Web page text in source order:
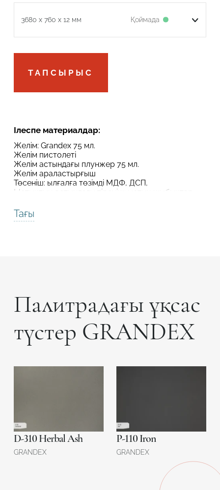
3680 x 760 x 12 мм Қоймада
ТАПСЫРЫС
Ілеспе материалдар:
Желім: Grandex 75 мл.
Желім пистолеті
Желім астындағы плунжер 75 мл.
Желім араластырғыш
Төсеніш: ылғалға төзімді МДФ, ДСП,
Ыстықтың астындағы тіреуіш: ыстық шыбықтар
Алюминий термотаспа
Шлифматериал
Тағы
Палитрадағы ұқсас
түстер GRANDEX
D-310 Herbal Ash
GRANDEX
P-110 Iron
GRANDEX
Робот емес екеніңізді растаңыз
ЖОБАНЫ ЖІБЕРУ
ЖІБЕРУ